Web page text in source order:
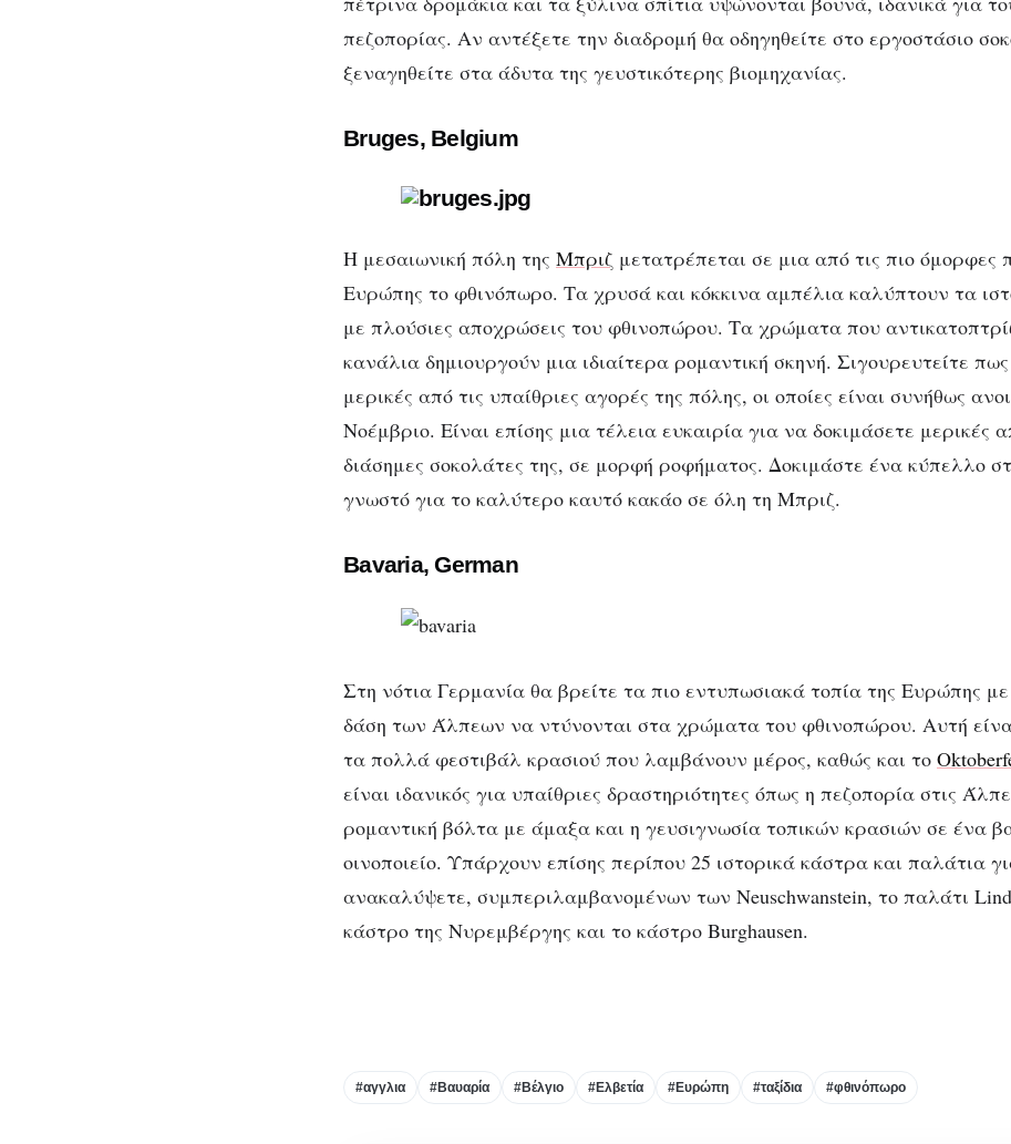
πεζοπορίας. Αν αντέξετε την διαδρομή θα οδηγηθείτε στο εργοστάσιο
ξεναγηθείτε στα άδυτα της γευστικότερης βιομηχανίας.
Bruges, Belgium
Η μεσαιωνική πόλη της Μπριζ μετατρέπεται σε μια από τις πιο όμορφες
Ευρώπης το φθινόπωρο. Τα χρυσά και κόκκινα αμπέλια καλύπτουν τα
με πλούσιες αποχρώσεις του φθινοπώρου. Τα χρώματα που
κανάλια δημιουργούν μια ιδιαίτερα ρομαντική σκηνή. Σιγουρευτείτε πως
μερικές από τις υπαίθριες αγορές της πόλης, οι οποίες είναι συνήθως
Νοέμβριο. Είναι επίσης μια τέλεια ευκαιρία για να δοκιμάσετε μερικές
διάσημες σοκολάτες της, σε μορφή ροφήματος. Δοκιμάστε ένα κύπελλο
γνωστό για το καλύτερο καυτό κακάο σε όλη τη Μπριζ.
Bavaria, German
Στη νότια Γερμανία θα βρείτε τα πιο εντυπωσιακά τοπία της Ευρώπης
δάση των Άλπεων να ντύνονται στα χρώματα του φθινοπώρου. Αυτή
τα πολλά φεστιβάλ κρασιού που λαμβάνουν μέρος, καθώς και το
είναι ιδανικός για υπαίθριες δραστηριότητες όπως η πεζοπορία στις
ρομαντική βόλτα με άμαξα και η γευσιγνωσία τοπικών κρασιών σε ένα
οινοποιείο. Υπάρχουν επίσης περίπου 25 ιστορικά κάστρα και παλάτια
ανακαλύψετε, συμπεριλαμβανομένων των Neuschwanstein, το παλάτι
κάστρο της Νυρεμβέργης και το κάστρο Burghausen.
#αγγλια #Βαυαρία #Βέλγιο #Ελβετία #Ευρώπη #ταξίδια #φθινόπωρο